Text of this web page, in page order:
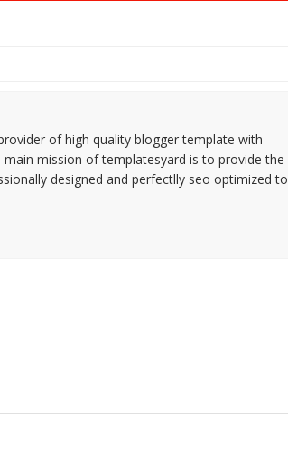
of high quality blogger template with
mission of templatesyard is to provide the
designed and perfectlly seo optimized to